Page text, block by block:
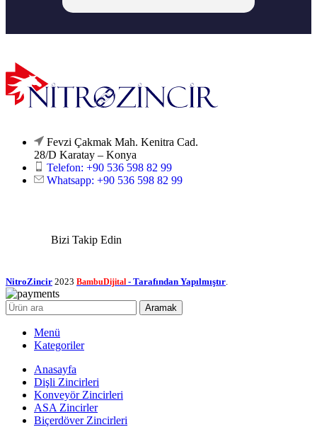
Fevzi Çakmak Mah. Kenitra Cad.
28/D Karatay – Konya
Telefon: +90 536 598 82 99
Whatsapp: +90 536 598 82 99
Bizi Takip Edin
NitroZincir 2023 BambuDijital - Tarafından Yapılmıştır
Aramak
Menü
Kategoriler
Anasayfa
Dişli Zincirleri
Konveyör Zincirleri
ASA Zincirler
Biçerdöver Zincirleri